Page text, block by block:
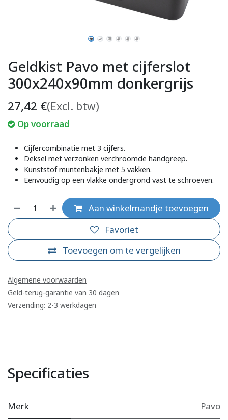
Geldkist Pavo met cijferslot
300x240x90mm donkergrijs
27,42 €(Excl. btw)
Op voorraad
Cijfercombinatie met 3 cijfers.
Deksel met verzonken verchroomde handgreep.
Kunststof muntenbakje met 5 vakken.
Eenvoudig op een vlakke ondergrond vast te schroeven.
Aan winkelmandje toevoegen
Toevoegen om te vergelijken
Favoriet
Algemene voorwaarden
Geld-terug-garantie van 30 dagen
Verzending: 2-3 werkdagen
Specificaties
Merk Pavo